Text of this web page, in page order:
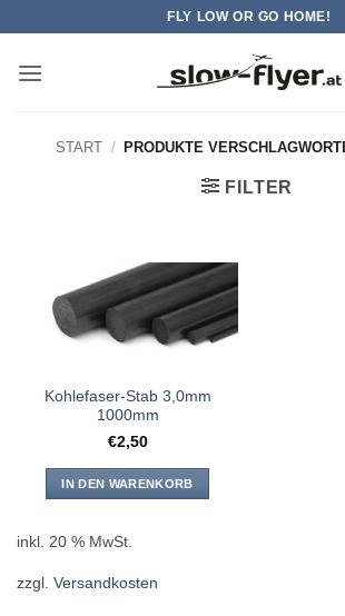
springen
FLY LOW OR GO HOME!
START / PRODUKTE
FILTER
Kohlefaser-Stab 3,0mm
1000mm
€2,50
IN DEN WARENKORB
inkl. 20 % MwSt.
zzgl. Versandkosten